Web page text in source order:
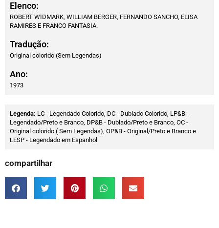
Elenco:
ROBERT WIDMARK, WILLIAM BERGER, FERNANDO SANCHO, ELISA
RAMIRES E FRANCO FANTASIA.
Tradução:
Original colorido (Sem Legendas)
Ano:
1973
Legenda: LC - Legendado Colorido, DC - Dublado Colorido, LP&B -
Legendado/Preto e Branco, DP&B - Dublado/Preto e Branco, OC -
Original colorido ( Sem Legendas), OP&B - Original/Preto e Branco e
LESP - Legendado em Espanhol
compartilhar